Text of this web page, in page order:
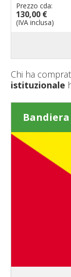
Prezzo cda:
130,00 €
(IVA inclusa)
Chi ha
istituzionale